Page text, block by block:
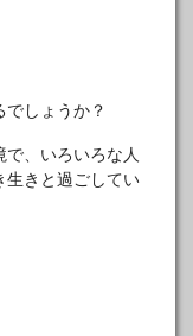
しょうか？
、いろいろな人
生きと過ごしてい